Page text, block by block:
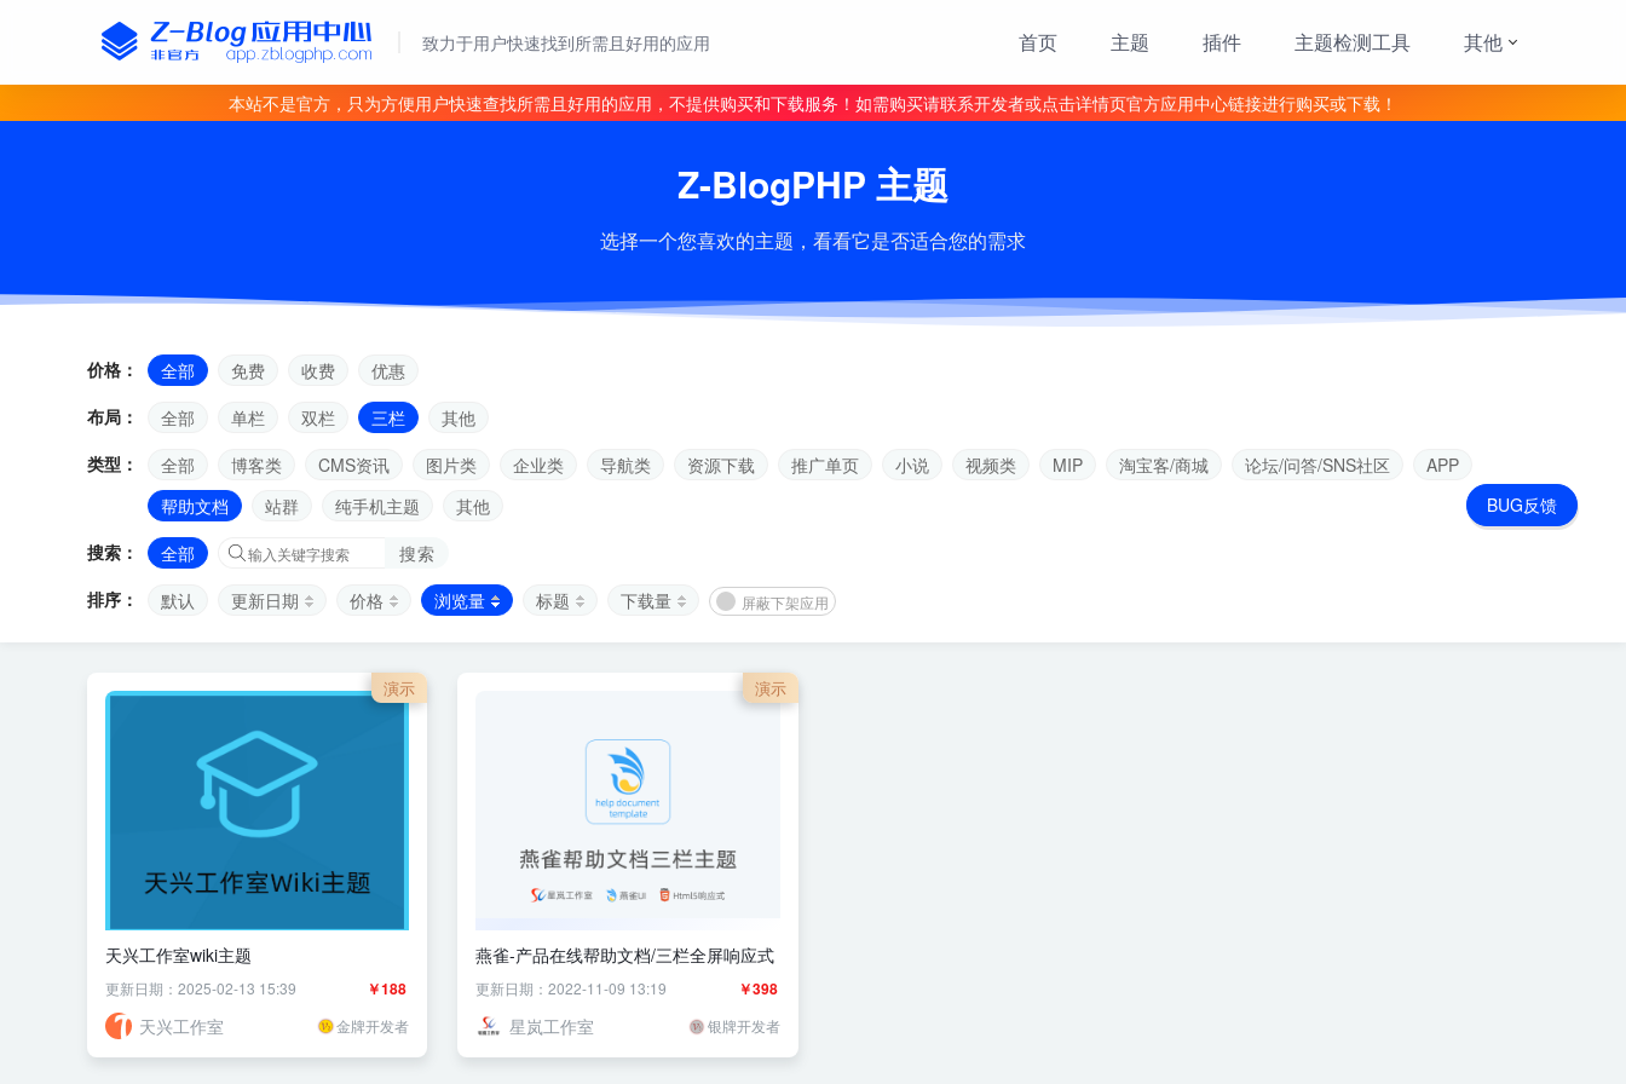
致力于用户快速找到所需且好用的应用 首页 主题 插件 主题检测工具 其他
本站不是官方，只为方便用户快速查找所需且好用的应用，不提供购买和下载服务！如需购买请联系开发者或点击详情页官方应用中心链接进行购买或下载！
Z-BlogPHP 主题
选择一个您喜欢的主题，看看它是否适合您的需求
价格： 全部 免费 收费
优惠
布局：
全部 单栏 双栏 三栏
其他
类型：
全部 博客类 CMS资讯 图片类 企业类 导航类 资源下载 推广单页 小说 视频类 MIP 淘宝客/商城 论坛/问答/SNS社区
APP
帮助文档
站群 纯手机主题
其他
搜索：
全部
搜索
排序：
默认 更新日期 价格 浏览量 标题 下载量 屏蔽下架应用
演示
天兴工作室wiki主题
￥188
更新日期：2025-02-13 15:39
天兴工作室 金牌开发者
演示
燕雀-产品在线帮助文档/三栏全屏响应式
￥398
更新日期：2022-11-09 13:19
星岚工作室 银牌开发者
BUG反馈